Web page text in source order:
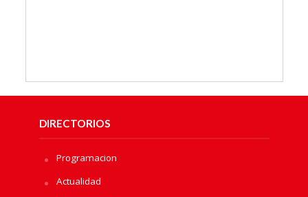
DIRECTORIOS
Programacion
Actualidad